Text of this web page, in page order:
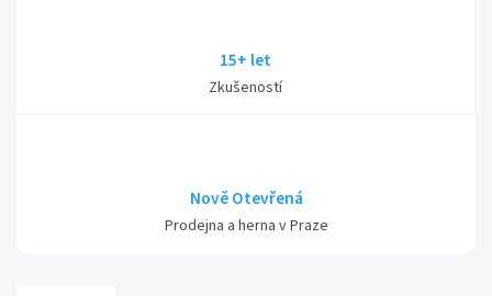
15+ let
Zkušeností
Nově Otevřená
Prodejna a herna v Praze